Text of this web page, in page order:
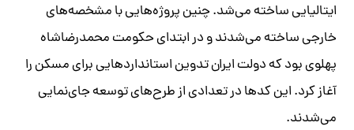
ایتالیایی ساخته می‌شد. چنین پروژه‌هایی با مشخصه‌های
خارجی ساخته می‌شدند و در ابتدای حکومت محمدرضاشاه
پهلوی بود که دولت ایران تدوین استانداردهایی برای مسکن را
آغاز کرد. این کدها در تعدادی از طرح‌های توسعه جای‌نمایی
می‌شدند.